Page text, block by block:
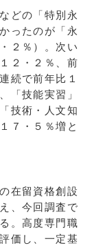
どの「特別永
ったのが「永
２％）。次い
２・２％、前
続で前年比１
「技能実習」
技術・人文知
７・５％増と
在留資格創設
、今回調査で
。高度専門職
価し、一定基